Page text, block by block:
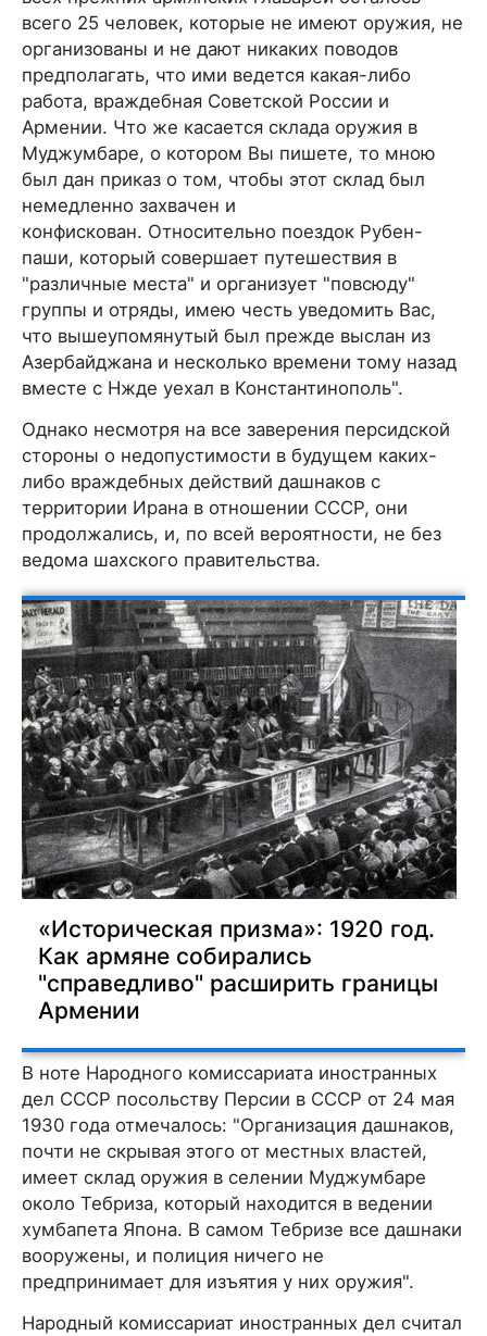
всего 25 человек, которые не имеют оружия, не
организованы и не дают никаких поводов
предполагать, что ими ведется какая-либо
работа, враждебная Советской России и
Армении. Что же касается склада оружия в
Муджумбаре, о котором Вы пишете, то мною
был дан приказ о том, чтобы этот склад был
немедленно захвачен и
конфискован. Относительно поездок Рубен-
паши, который совершает путешествия в
"различные места" и организует "повсюду"
группы и отряды, имею честь уведомить Вас,
что вышеупомянутый был прежде выслан из
Азербайджана и несколько времени тому назад
вместе с Нжде уехал в Константинополь".
Однако несмотря на все заверения персидской
стороны о недопустимости в будущем каких-
либо враждебных действий дашнаков с
территории Ирана в отношении СССР, они
продолжались, и, по всей вероятности, не без
ведома шахского правительства.
«Историческая призма»: 1920 год.
Как армяне собирались
"справедливо" расширить границы
Армении
В ноте Народного комиссариата иностранных
дел СССР посольству Персии в СССР от 24 мая
1930 года отмечалось: "Организация дашнаков,
почти не скрывая этого от местных властей,
имеет склад оружия в селении Муджумбаре
около Тебриза, который находится в ведении
хумбапета Япона. В самом Тебризе все дашнаки
вооружены, и полиция ничего не
предпринимает для изъятия у них оружия".
Народный комиссариат иностранных дел считал